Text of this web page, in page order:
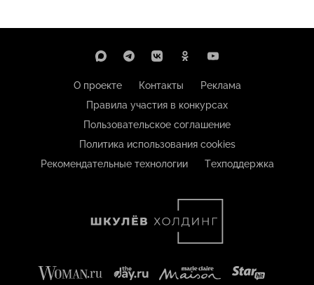
О проекте Контакты
Реклама
Правила участия в конкурсах
Пользовательское соглашение
Политика использования cookies
Рекомендательные технологии
Техподдержка